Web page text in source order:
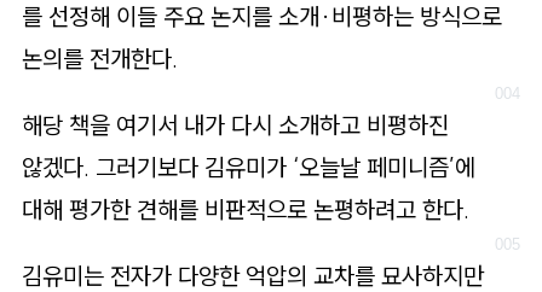
를 선정해 이들 주요 논지를 소개·비평하는 방식으로
논의를 전개한다.
해당 책을 여기서 내가 다시 소개하고 비평하진
않겠다. 그러기보다 김유미가 ‘오늘날 페미니즘’에
대해 평가한 견해를 비판적으로 논평하려고 한다.
김유미는 전자가 다양한 억압의 교차를 묘사하지만